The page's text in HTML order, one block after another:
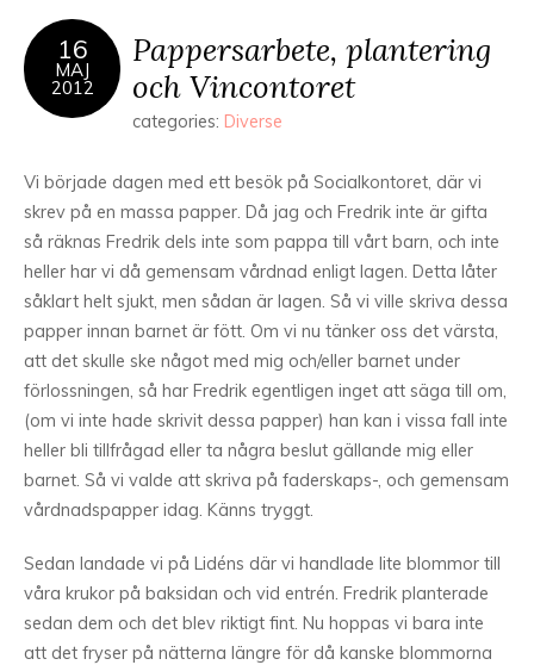
16
MAJ
2012
Pappersarbete, plantering
och Vincontoret
categories: Diverse
Vi började dagen med ett besök på Socialkontoret, där vi
skrev på en massa papper. Då jag och Fredrik inte är gifta
så räknas Fredrik dels inte som pappa till vårt barn, och inte
heller har vi då gemensam vårdnad enligt lagen. Detta låter
såklart helt sjukt, men sådan är lagen. Så vi ville skriva dessa
papper innan barnet är fött. Om vi nu tänker oss det värsta,
att det skulle ske något med mig och/eller barnet under
förlossningen, så har Fredrik egentligen inget att säga till om,
(om vi inte hade skrivit dessa papper) han kan i vissa fall inte
heller bli tillfrågad eller ta några beslut gällande mig eller
barnet. Så vi valde att skriva på faderskaps-, och gemensam
vårdnadspapper idag. Känns tryggt.
Sedan landade vi på Lidéns där vi handlade lite blommor till
våra krukor på baksidan och vid entrén. Fredrik planterade
sedan dem och det blev riktigt fint. Nu hoppas vi bara inte
att det fryser på nätterna längre för då kanske blommorna